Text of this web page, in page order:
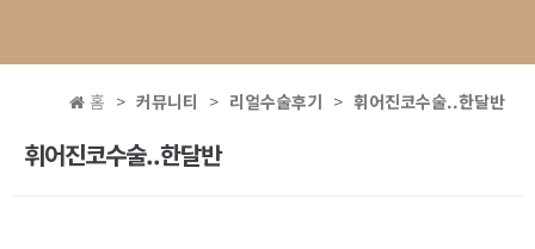
홈 커뮤니티 리얼수술후기 휘어진코수술..한달반
휘어진코수술..한달반